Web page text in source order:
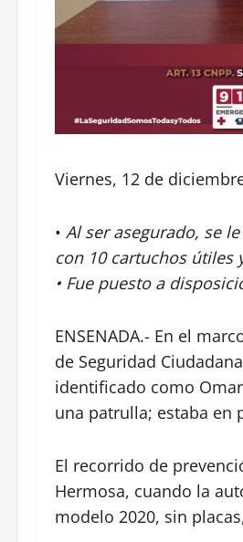
Viernes, 12 de
• Al ser asegurado, se
con 10 cartuchos útiles
• Fue puesto a
ENSENADA.- En el
de Seguridad
identificado como
una patrulla; estaba en
El recorrido de
Hermosa, cuando la
modelo 2020, sin